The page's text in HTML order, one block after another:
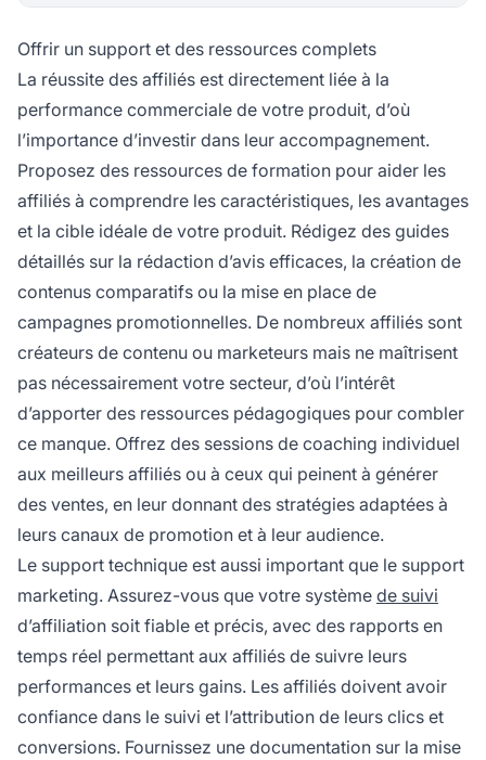
Offrir un support et des ressources complets
La réussite des affiliés est directement liée à la
performance commerciale de votre produit, d’où
l’importance d’investir dans leur accompagnement.
Proposez des ressources de formation pour aider les
affiliés à comprendre les caractéristiques, les avantages
et la cible idéale de votre produit. Rédigez des guides
détaillés sur la rédaction d’avis efficaces, la création de
contenus comparatifs ou la mise en place de
campagnes promotionnelles. De nombreux affiliés sont
créateurs de contenu ou marketeurs mais ne maîtrisent
pas nécessairement votre secteur, d’où l’intérêt
d’apporter des ressources pédagogiques pour combler
ce manque. Offrez des sessions de coaching individuel
aux meilleurs affiliés ou à ceux qui peinent à générer
des ventes, en leur donnant des stratégies adaptées à
leurs canaux de promotion et à leur audience.
Le support technique est aussi important que le support
marketing. Assurez-vous que votre système de suivi
d’affiliation soit fiable et précis, avec des rapports en
temps réel permettant aux affiliés de suivre leurs
performances et leurs gains. Les affiliés doivent avoir
confiance dans le suivi et l’attribution de leurs clics et
conversions. Fournissez une documentation sur la mise